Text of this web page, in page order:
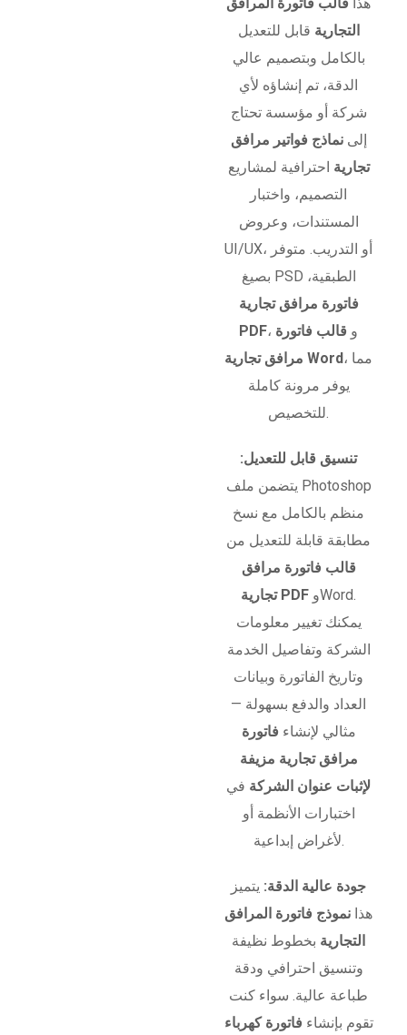
التجارية قابل للتعديل
بالكامل وبتصميم عالي
الدقة، تم إنشاؤه لأي
شركة أو مؤسسة تحتاج
إلىنماذج فواتير مرافق
تجارية احترافية لمشاريع
التصميم، واختبار
المستندات، وعروض
UI/UX، أو التدريب. متوفر
بصيغ PSD الطبقية،
فاتورة مرافق تجارية
PDF
، و قالب فاتورة
مرافق تجارية Word، مما
يوفر مرونة كاملة
للتخصيص.
تنسيق قابل للتعديل:
يتضمن ملف Photoshop
منظم بالكامل مع نسخ
مطابقة قابلة للتعديل من
قالب فاتورة مرافق
تجارية PDF
يمكنك تغيير معلومات
الشركة وتفاصيل الخدمة
وتاريخ الفاتورة وبيانات
العداد والدفع بسهولة —
مثالي لإنشاء فاتورة
مرافق تجارية مزيفة
لإثبات عنوان الشركة في
اختبارات الأنظمة أو
لأغراض إبداعية.
جودة عالية الدقة: يتميز
هذا نموذج فاتورة المرافق
التجارية بخطوط نظيفة
وتنسيق احترافي ودقة
طباعة عالية. سواء كنت
تقوم بإنشاء فاتورة كهرباء